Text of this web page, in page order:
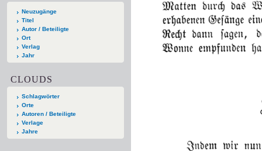
Neuzugänge
Titel
Autor / Beteiligte
Ort
Verlag
Jahr
CLOUDS
Schlagwörter
Orte
Autoren / Beteiligte
Verlage
Jahre